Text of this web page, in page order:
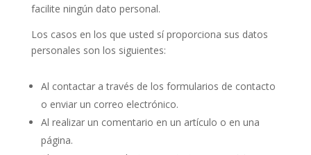
facilite ningún dato personal.
Los casos en los que usted sí proporciona sus datos
personales son los siguientes:
Al contactar a través de los formularios de contacto
o enviar un correo electrónico.
Al realizar un comentario en un artículo o en una
página.